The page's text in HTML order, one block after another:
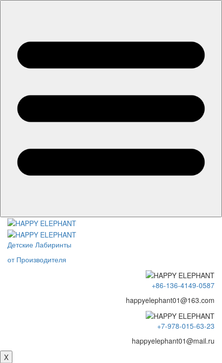
Детские Лабиринты
от Производителя
+86-136-4149-0587
happyelephant01@163.com
+7-978-015-63-23
happyelephant01@mail.ru
X